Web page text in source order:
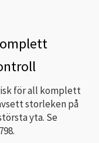
för all komplett
storleken på
yta. Se